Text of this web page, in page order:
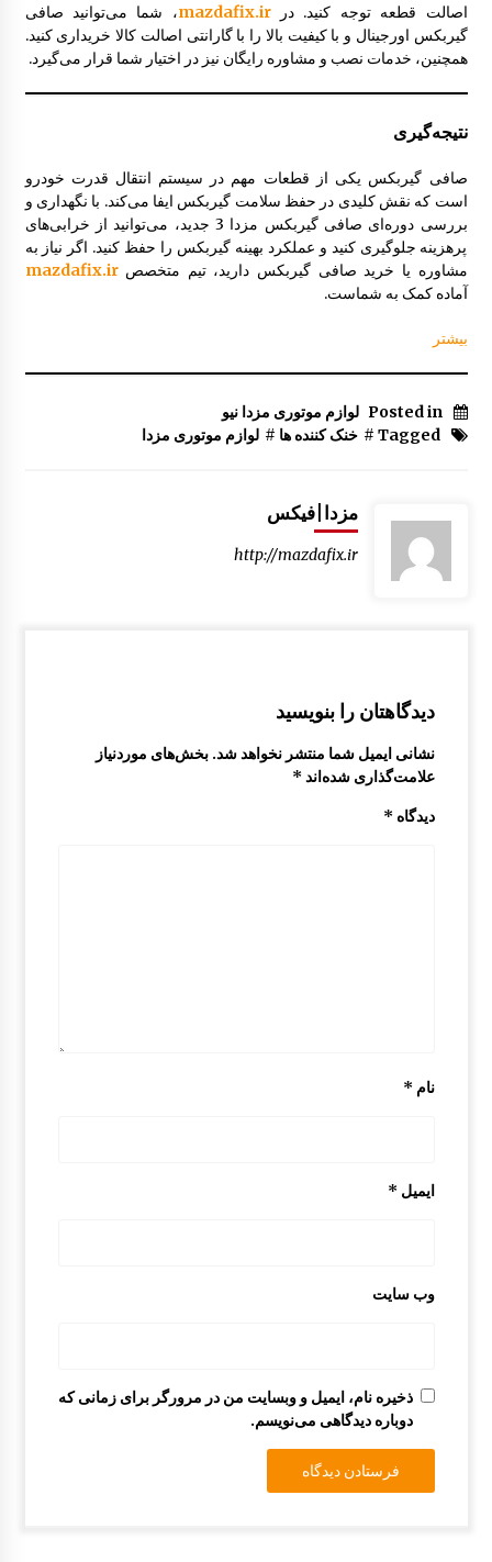
اصالت قطعه توجه کنید. درmazdafix.ir، شما می‌توانید صافی
گیربکس اورجینال و با کیفیت بالا را با گارانتی اصالت کالا خریداری کنید.
همچنین، خدمات نصب و مشاوره رایگان نیز در اختیار شما قرار می‌گیرد.
نتیجه‌گیری
صافی گیربکس یکی از قطعات مهم در سیستم انتقال قدرت خودرو
است که نقش کلیدی در حفظ سلامت گیربکس ایفا می‌کند. با نگهداری و
بررسی دوره‌ای صافی گیربکس مزدا 3 جدید، می‌توانید از خرابی‌های
پرهزینه جلوگیری کنید و عملکرد بهینه گیربکس را حفظ کنید. اگر نیاز به
مشاوره یا خرید صافی گیربکس دارید، تیم متخصصmazdafix.ir
آماده کمک به شماست.
بیشتر
Posted in لوازم موتوری مزدا نیو
Tagged #
خنک کننده ها # لوازم موتوری مزدا
مزدا|فیکس
http://mazdafix.ir
دیدگاهتان را بنویسید
نشانی ایمیل شما منتشر نخواهد شد. بخش‌های موردنیاز
علامت‌گذاری شده‌اند *
دیدگاه *
نام *
ایمیل *
وب‌ سایت
ذخیره نام، ایمیل و وبسایت من در مرورگر برای زمانی که
دوباره دیدگاهی می‌نویسم.